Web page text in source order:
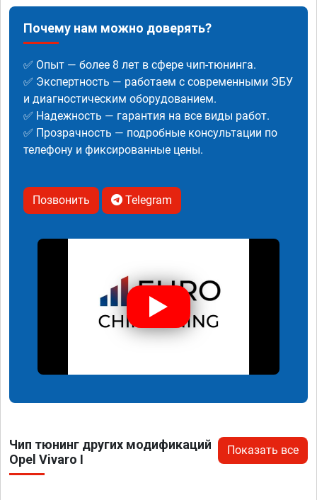
Почему нам можно доверять?
✅ Опыт — более 8 лет в сфере чип-тюнинга.
✅ Экспертность — работаем с современными ЭБУ
и диагностическим оборудованием.
✅ Надежность — гарантия на все виды работ.
✅ Прозрачность — подробные консультации по
телефону и фиксированные цены.
Позвонить Telegram
Чип тюнинг других модификаций
Opel Vivaro I
Показать все